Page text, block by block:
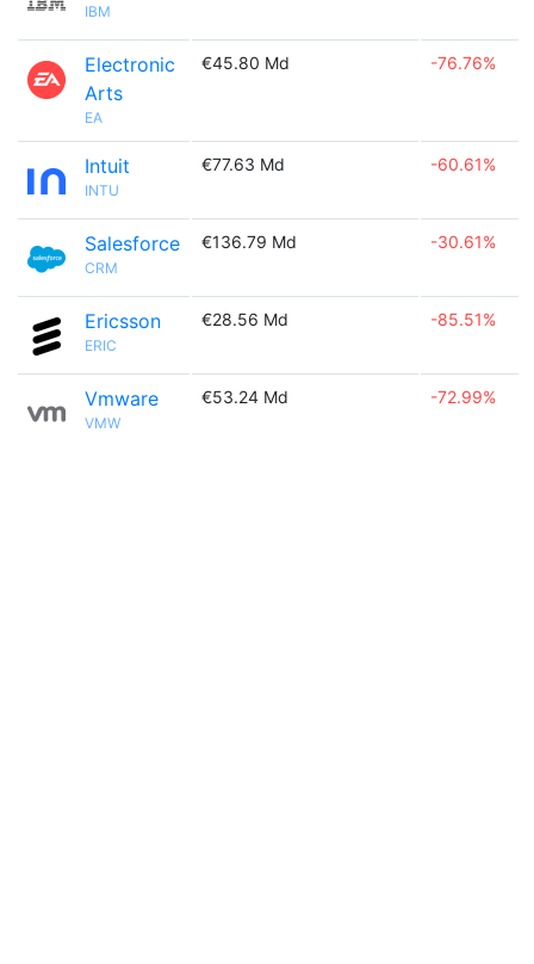
IBM
Electronic
Arts
EA
€45.80 Md -76.76%
Intuit
INTU
€77.63 Md -60.61%
Salesforce
CRM
€136.79 Md -30.61%
Ericsson
ERIC
€28.56 Md -85.51%
Vmware
VMW
€53.24 Md -72.99%